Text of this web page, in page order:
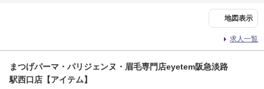
地図表示
求人一覧
まつげパーマ・パリジェンヌ・眉毛専門店eyetem阪急淡路
駅西口店【アイテム】